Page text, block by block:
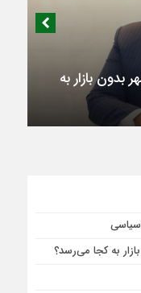
بازار به
سیاسی
به کجا می‌رسد؟